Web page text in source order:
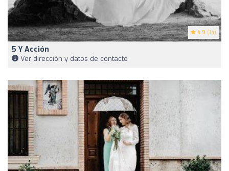
4.9 (14)
5 Y Acción
Ver dirección y datos de contacto